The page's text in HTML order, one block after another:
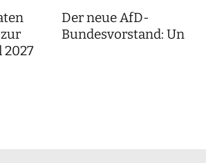
2027
Der neue AfD-
Bundesvorstand: